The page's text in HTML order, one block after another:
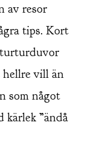
av resor
tips. Kort
vill än
som något
kärlek ”ändå